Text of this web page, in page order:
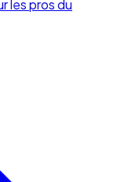
les pros du